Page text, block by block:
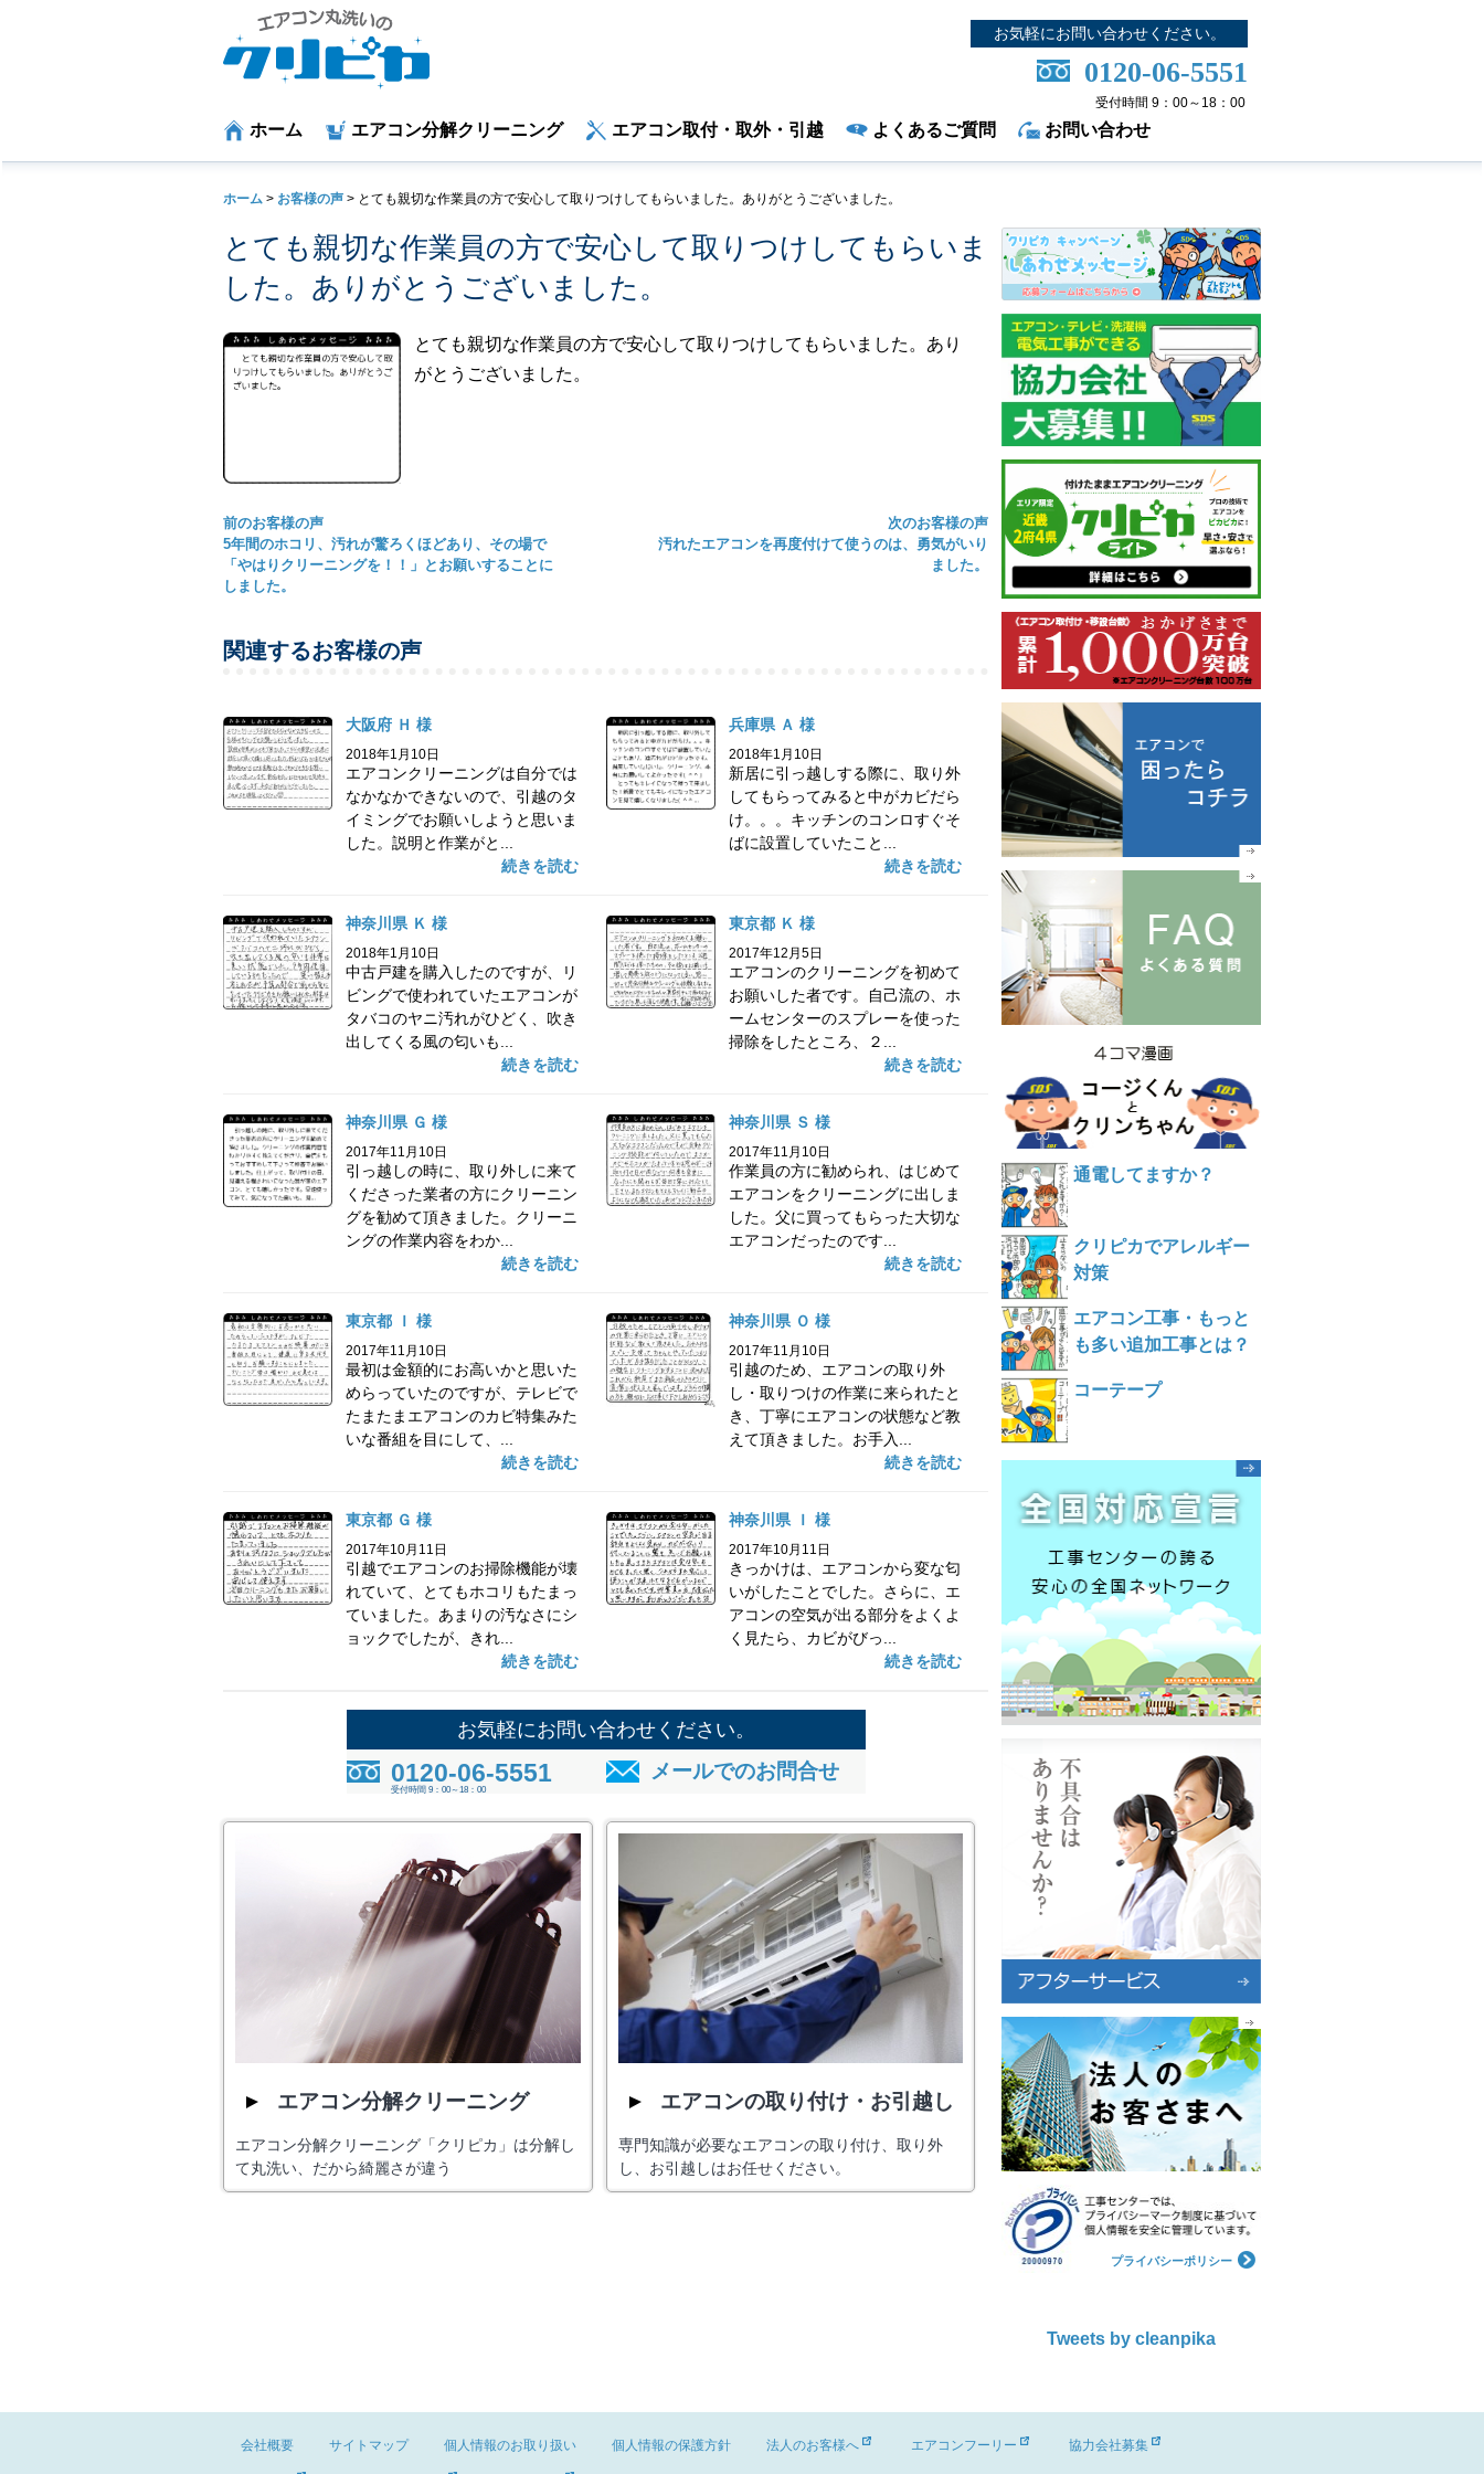
お気軽にお問い合わせください。
0120-06-5551
受付時間 9：00～18：00
ホーム エアコン分解クリーニング エアコン取付・取外・引越 よくあるご質問 お問い合わせ
ホーム > お客様の声 > とても親切な作業員の方で安心して取りつけしてもらいました。ありがとうございました。
とても親切な作業員の方で安心して取りつけしてもらいま
した。ありがとうございました。
とても親切な作業員の方で安心して取りつけしてもらいました。あり
がとうございました。
次のお客様の声
汚れたエアコンを再度付けて使うのは、勇気がいり
ました。
前のお客様の声
5年間のホコリ、汚れが驚ろくほどあり、その場で
「やはりクリーニングを！！」とお願いすることに
しました。
関連するお客様の声
大阪府 Ｈ 様
2018年1月10日
エアコンクリーニングは自分では
なかなかできないので、引越のタ
イミングでお願いしようと思いま
した。説明と作業がと...
続きを読む
兵庫県 Ａ 様
2018年1月10日
新居に引っ越しする際に、取り外
してもらってみると中がカビだら
け。。。キッチンのコンロすぐそ
ばに設置していたこと...
続きを読む
神奈川県 Ｋ 様
2018年1月10日
中古戸建を購入したのですが、リ
ビングで使われていたエアコンが
タバコのヤニ汚れがひどく、吹き
出してくる風の匂いも...
続きを読む
東京都 Ｋ 様
2017年12月5日
エアコンのクリーニングを初めて
お願いした者です。自己流の、ホ
ームセンターのスプレーを使った
掃除をしたところ、２...
続きを読む
神奈川県 Ｇ 様
2017年11月10日
引っ越しの時に、取り外しに来て
くださった業者の方にクリーニン
グを勧めて頂きました。クリーニ
ングの作業内容をわか...
続きを読む
神奈川県 Ｓ 様
2017年11月10日
作業員の方に勧められ、はじめて
エアコンをクリーニングに出しま
した。父に買ってもらった大切な
エアコンだったのです...
続きを読む
東京都 Ｉ 様
2017年11月10日
最初は金額的にお高いかと思いた
めらっていたのですが、テレビで
たまたまエアコンのカビ特集みた
いな番組を目にして、...
続きを読む
神奈川県 Ｏ 様
2017年11月10日
引越のため、エアコンの取り外
し・取りつけの作業に来られたと
き、丁寧にエアコンの状態など教
えて頂きました。お手入...
続きを読む
東京都 Ｇ 様
2017年10月11日
引越でエアコンのお掃除機能が壊
れていて、とてもホコリもたまっ
ていました。あまりの汚なさにシ
ョックでしたが、きれ...
続きを読む
神奈川県 Ｉ 様
2017年10月11日
きっかけは、エアコンから変な匂
いがしたことでした。さらに、エ
アコンの空気が出る部分をよくよ
く見たら、カビがびっ...
続きを読む
お気軽にお問い合わせください。
0120-06-5551
受付時間 9：00～18：00
メールでのお問合せ
エアコン分解クリーニング
エアコン分解クリーニング「クリピカ」は分解し
て丸洗い、だから綺麗さが違う
エアコンの取り付け・お引越し
専門知識が必要なエアコンの取り付け、取り外
し、お引越しはお任せください。
通電してますか？
クリピカでアレルギー
対策
エアコン工事・もっと
も多い追加工事とは？
コーテープ
プライバシーポリシー
Tweets by cleanpika
会社概要 サイトマップ 個人情報のお取り扱い 個人情報の保護方針 法人のお客様へ エアコンフーリー 協力会社募集